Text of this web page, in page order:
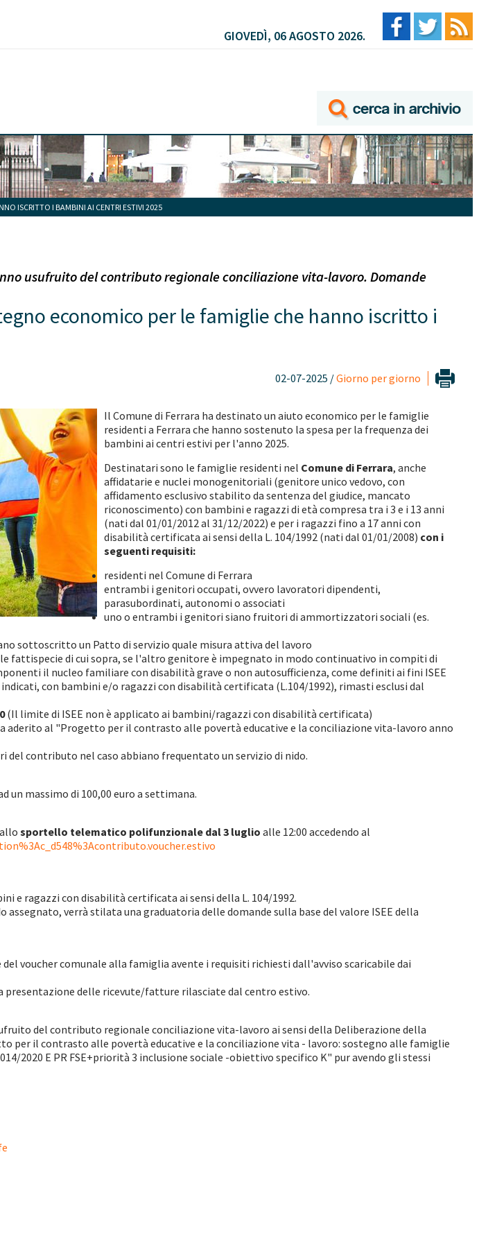
GIOVEDÌ, 06 AGOSTO 2026.
ISCRITTO I BAMBINI AI CENTRI ESTIVI 2025
usufruito del contributo regionale conciliazione vita-lavoro. Domande
economico per le famiglie che hanno iscritto i
02-07-2025 /Giorno per giorno
Il Comune di Ferrara ha destinato un aiuto economico per le famiglie
residenti a Ferrara che hanno sostenuto la spesa per la frequenza dei
bambini ai centri estivi per l'anno 2025.
Destinatari sono le famiglie residenti nel Comune di Ferrara, anche
affidatarie e nuclei monogenitoriali (genitore unico vedovo, con
affidamento esclusivo stabilito da sentenza del giudice, mancato
riconoscimento) con bambini e ragazzi di età compresa tra i 3 e i 13 anni
(nati dal 01/01/2012 al 31/12/2022) e per i ragazzi fino a 17 anni con
disabilità certificata ai sensi della L. 104/1992 (nati dal 01/01/2008) con i
seguenti requisiti:
residenti nel Comune di Ferrara
entrambi i genitori occupati, ovvero lavoratori dipendenti,
parasubordinati, autonomi o associati
uno o entrambi i genitori siano fruitori di ammortizzatori sociali (es.
sottoscritto un Patto di servizio quale misura attiva del lavoro
fattispecie di cui sopra, se l'altro genitore è impegnato in modo continuativo in compiti di
il nucleo familiare con disabilità grave o non autosufficienza, come definiti ai fini ISEE
con bambini e/o ragazzi con disabilità certificata (L.104/1992), rimasti esclusi dal
(Il limite di ISEE non è applicato ai bambini/ragazzi con disabilità certificata)
aderito al "Progetto per il contrasto alle povertà educative e la conciliazione vita-lavoro anno
del contributo nel caso abbiano frequentato un servizio di nido.
un massimo di 100,00 euro a settimana.
sportello telematico polifunzionale dal 3 luglio alle 12:00 accedendo al
e ragazzi con disabilità certificata ai sensi della L. 104/1992.
verrà stilata una graduatoria delle domande sulla base del valore ISEE della
voucher comunale alla famiglia avente i requisiti richiesti dall'avviso scaricabile dai
delle ricevute/fatture rilasciate dal centro estivo.
del contributo regionale conciliazione vita-lavoro ai sensi della Deliberazione della
per il contrasto alle povertà educative e la conciliazione vita - lavoro: sostegno alle famiglie
2020 E PR FSE+priorità 3 inclusione sociale -obiettivo specifico K" pur avendo gli stessi